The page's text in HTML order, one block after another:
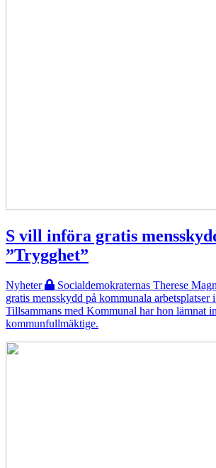
S vill införa gratis
”Trygghet”
Nyheter
Socialdemokraternas Therese
gratis mensskydd på kommunala arbetsplatser
Tillsammans med Kommunal har hon lämnat
kommunfullmäktige.